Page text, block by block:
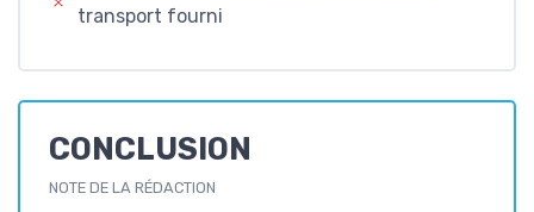
transport fourni
CONCLUSION
NOTE DE LA RÉDACTION